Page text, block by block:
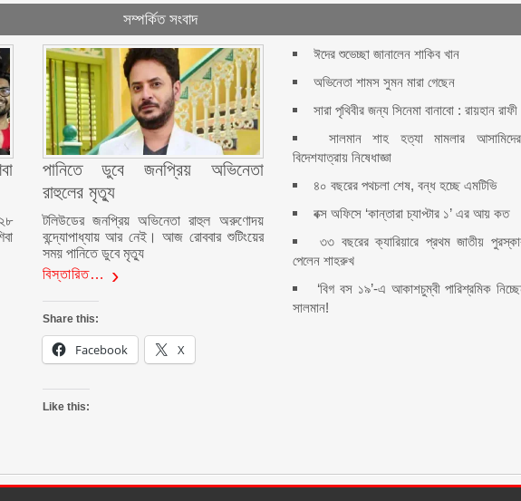
সম্পর্কিত সংবাদ
পানিতে ডুবে জনপ্রিয় অভিনেতা
রাহুলের মৃত্যু
টলিউডের জনপ্রিয় অভিনেতা রাহুল অরুণোদয়
বন্দ্যোপাধ্যায় আর নেই। আজ রোববার শুটিংয়ের
সময় পানিতে ডুবে মৃত্যু
বিস্তারিত…
Share this:
Facebook X
Like this:
ঈদের শুভেচ্ছা জানালেন শাকিব খান
অভিনেতা শামস সুমন মারা গেছেন
সারা পৃথিবীর জন্য সিনেমা বানাবো : রায়হান রাফী
সালমান শাহ হত্যা মামলার আসামিদের
বিদেশযাত্রায় নিষেধাজ্ঞা
৪০ বছরের পথচলা শেষ, বন্ধ হচ্ছে এমটিভি
বক্স অফিসে ‘কান্তারা চ্যাপ্টার ১’ এর আয় কত
৩৩ বছরের ক্যারিয়ারে প্রথম জাতীয়
পেলেন শাহরুখ
‘বিগ বস ১৯’-এ আকাশচুম্বী পারিশ্রমিক
সালমান!